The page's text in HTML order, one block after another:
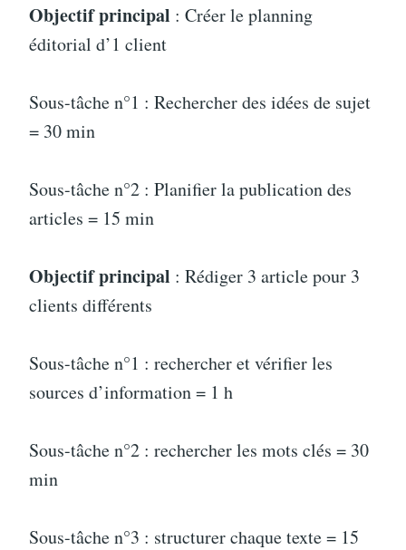
Objectif principal : Créer le planning
éditorial d’1 client
Sous-tâche n°1 : Rechercher des idées de sujet
= 30 min
Sous-tâche n°2 : Planifier la publication des
articles = 15 min
Objectif principal : Rédiger 3 article pour 3
clients différents
Sous-tâche n°1 : rechercher et vérifier les
sources d’information = 1 h
Sous-tâche n°2 : rechercher les mots clés = 30
min
Sous-tâche n°3 : structurer chaque texte = 15